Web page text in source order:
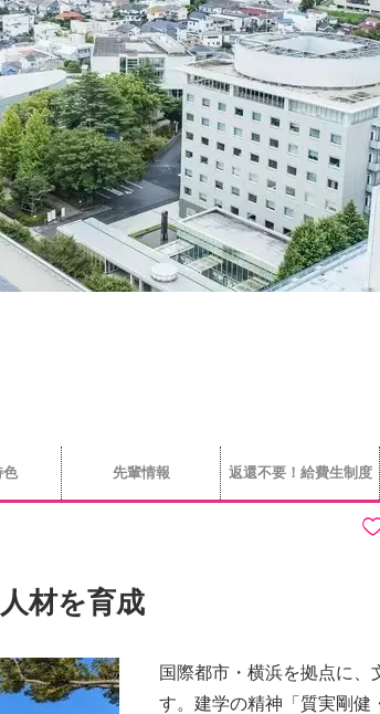
色 先輩情報 返還不要！給費生制度
材を育成
国際都市・横浜を拠点に
す。建学の精神「質実剛健